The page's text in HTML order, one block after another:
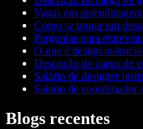
Vagas em
Como se tornar um
Perguntas para
O que é design
Descrição do cargo de
Salário de designer
Salário de coordenador
Blogs recentes